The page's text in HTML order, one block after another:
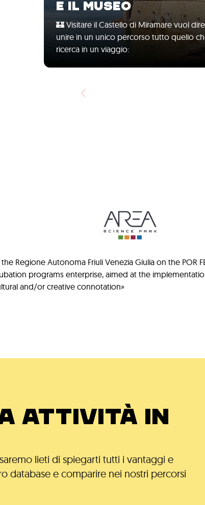
E IL MUSEO
🏰 Visitare il Castello di Miramare vuol dire
unire in un unico percorso tutto quello
ricerca in un viaggio:
Regione Autonoma Friuli Venezia Giulia on the POR
programs enterprise, aimed at the
and/or creative connotation»
ATTIVITÀ IN
lieti di spiegarti tutti i vantaggi e
database e comparire nei nostri percorsi